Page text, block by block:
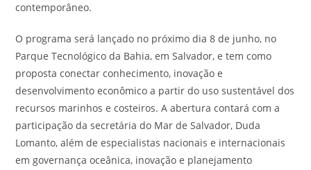
contemporâneo.
O programa será lançado no próximo dia 8 de junho, no
Parque Tecnológico da Bahia, em Salvador, e tem como
proposta conectar conhecimento, inovação e
desenvolvimento econômico a partir do uso sustentável dos
recursos marinhos e costeiros. A abertura contará com a
participação da secretária do Mar de Salvador, Duda
Lomanto, além de especialistas nacionais e internacionais
em governança oceânica, inovação e planejamento